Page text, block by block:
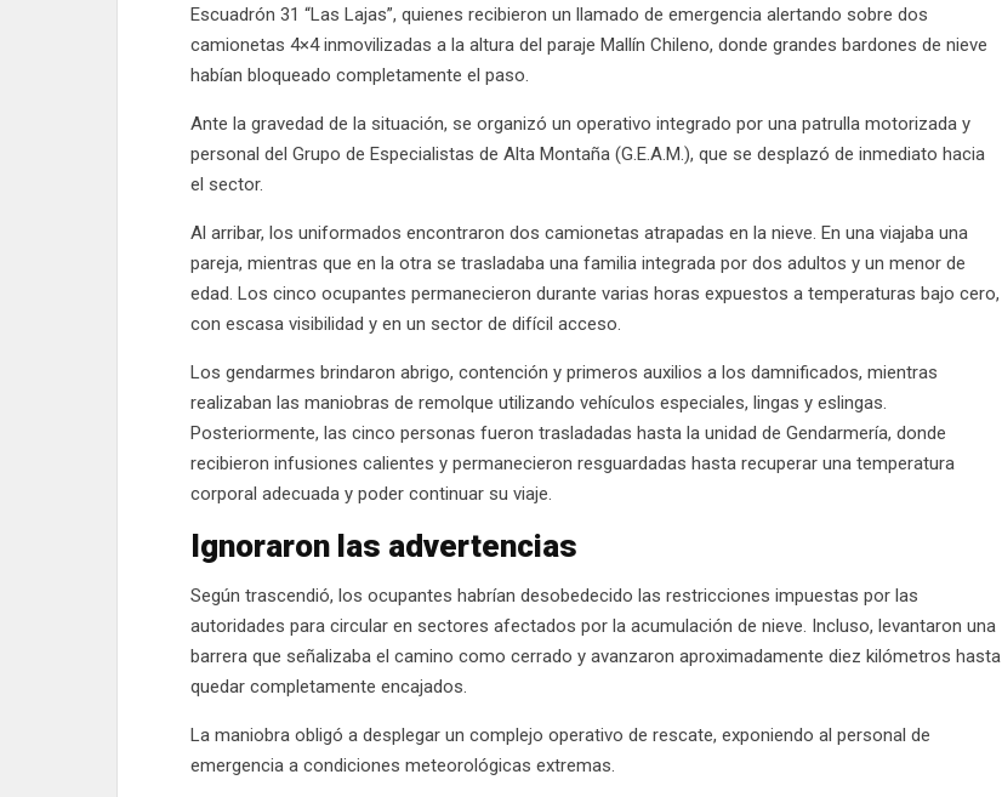
Escuadrón 31 “Las Lajas”, quienes recibieron un llamado de emergencia alertando sobre dos
camionetas 4×4 inmovilizadas a la altura del paraje Mallín Chileno, donde grandes bardones de nieve
habían bloqueado completamente el paso.
Ante la gravedad de la situación, se organizó un operativo integrado por una patrulla motorizada y
personal del Grupo de Especialistas de Alta Montaña (G.E.A.M.), que se desplazó de inmediato hacia
el sector.
Al arribar, los uniformados encontraron dos camionetas atrapadas en la nieve. En una viajaba una
pareja, mientras que en la otra se trasladaba una familia integrada por dos adultos y un menor de
edad. Los cinco ocupantes permanecieron durante varias horas expuestos a temperaturas bajo cero,
con escasa visibilidad y en un sector de difícil acceso.
Los gendarmes brindaron abrigo, contención y primeros auxilios a los damnificados, mientras
realizaban las maniobras de remolque utilizando vehículos especiales, lingas y eslingas.
Posteriormente, las cinco personas fueron trasladadas hasta la unidad de Gendarmería, donde
recibieron infusiones calientes y permanecieron resguardadas hasta recuperar una temperatura
corporal adecuada y poder continuar su viaje.
Ignoraron las advertencias
Según trascendió, los ocupantes habrían desobedecido las restricciones impuestas por las
autoridades para circular en sectores afectados por la acumulación de nieve. Incluso, levantaron una
barrera que señalizaba el camino como cerrado y avanzaron aproximadamente diez kilómetros hasta
quedar completamente encajados.
La maniobra obligó a desplegar un complejo operativo de rescate, exponiendo al personal de
emergencia a condiciones meteorológicas extremas.